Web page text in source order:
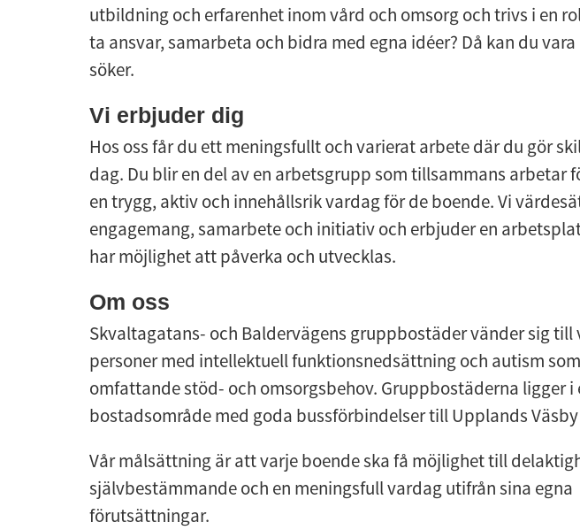
utbildning och erfarenhet inom vård och omsorg och trivs i en
ta ansvar, samarbeta och bidra med egna idéer? Då kan du vara
söker.
Vi erbjuder dig
Hos oss får du ett meningsfullt och varierat arbete där du gör
dag. Du blir en del av en arbetsgrupp som tillsammans arbetar
en trygg, aktiv och innehållsrik vardag för de boende. Vi
engagemang, samarbete och initiativ och erbjuder en
har möjlighet att påverka och utvecklas.
Om oss
Skvaltagatans- och Baldervägens gruppbostäder vänder sig till
personer med intellektuell funktionsnedsättning och autism
omfattande stöd- och omsorgsbehov. Gruppbostäderna ligger
bostadsområde med goda bussförbindelser till Upplands
Vår målsättning är att varje boende ska få möjlighet till
självbestämmande och en meningsfull vardag utifrån sina egna
förutsättningar.